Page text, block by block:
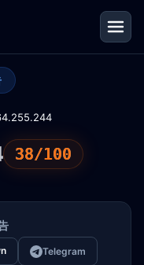
38/100
Telegram